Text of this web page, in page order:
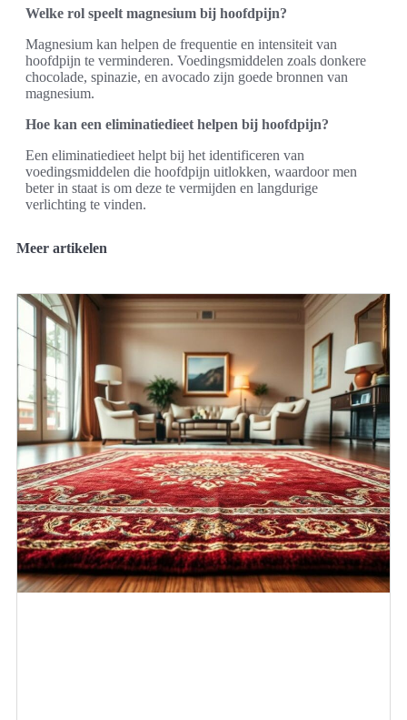
Welke rol speelt magnesium bij hoofdpijn?
Magnesium kan helpen de frequentie en intensiteit van
hoofdpijn te verminderen. Voedingsmiddelen zoals donkere
chocolade, spinazie, en avocado zijn goede bronnen van
magnesium.
Hoe kan een eliminatiedieet helpen bij hoofdpijn?
Een eliminatiedieet helpt bij het identificeren van
voedingsmiddelen die hoofdpijn uitlokken, waardoor men
beter in staat is om deze te vermijden en langdurige
verlichting te vinden.
Meer artikelen